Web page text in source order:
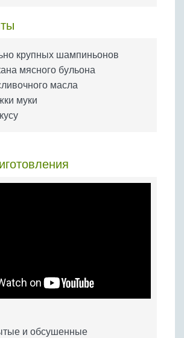
крупных шампиньонов
мясного бульона
масла
муки
и обсушенные